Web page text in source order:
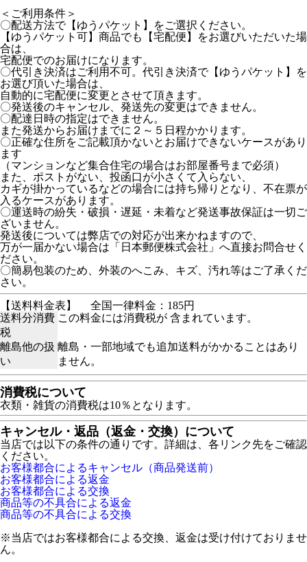
＜ご利用条件＞
〇配送方法で【ゆうパケット】をご選択ください。
【ゆうパケット可】商品でも【宅配便】をお選びいただいた場
合は、
宅配便でのお届けになります。
〇代引き決済はご利用不可。代引き決済で【ゆうパケット】を
お選び頂いた場合は、
自動的に宅配便に変更とさせて頂きます。
〇発送後のキャンセル、発送先の変更はできません。
〇配達日時の指定はできません。
また発送からお届けまでに２～５日程かかります。
〇正確な住所をご記載頂かないとお届けできないケースがあり
ます
（マンションなど集合住宅の場合はお部屋番号まで必須）
また、ポストがない、投函口が小さくて入らない、
カギが掛かっているなどの場合には持ち帰りとなり、不在票が
入るケースがあります。
〇運送時の紛失・破損・遅延・未着など発送事故保証は一切ご
ざいません。
発送後については弊店での対応が出来かねますので、
万が一届かない場合は「日本郵便株式会社」へ直接お問合せく
ださい。
〇簡易包装のため、外装のへこみ、キズ、汚れ等はご了承くだ
さい。
【送料料金表】
全国一律料金：185円
送料分消費
税
この料金には消費税が 含まれています。
離島他の扱
い
離島・一部地域でも追加送料がかかることはあり
ません。
消費税について
衣類・雑貨の消費税は10％となります。
キャンセル・返品（返金・交換）について
当店では以下の条件の通りです。詳細は、各リンク先をご確認
ください。
お客様都合によるキャンセル（商品発送前）
お客様都合による返金
お客様都合による交換
商品等の不具合による返金
商品等の不具合による交換
※当店ではお客様都合による交換、返金は受け付けておりませ
ん。